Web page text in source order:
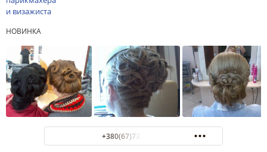
НОВИНКА
+380(67)737-48-91